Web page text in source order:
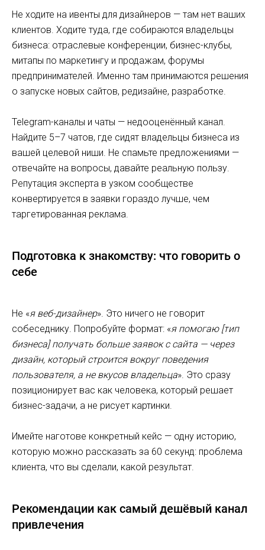
Не ходите на ивенты для дизайнеров — там нет ваших
клиентов. Ходите туда, где собираются владельцы
бизнеса: отраслевые конференции, бизнес-клубы,
митапы по маркетингу и продажам, форумы
предпринимателей. Именно там принимаются решения
о запуске новых сайтов, редизайне, разработке.
Telegram-каналы и чаты — недооценённый канал.
Найдите 5–7 чатов, где сидят владельцы бизнеса из
вашей целевой ниши. Не спамьте предложениями —
отвечайте на вопросы, давайте реальную пользу.
Репутация эксперта в узком сообществе
конвертируется в заявки гораздо лучше, чем
таргетированная реклама.
Подготовка к знакомству: что говорить о
себе
Не «я веб-дизайнер». Это ничего не говорит
собеседнику. Попробуйте формат: «я помогаю [тип
бизнеса] получать больше заявок с сайта — через
дизайн, который строится вокруг поведения
пользователя, а не вкусов владельца». Это сразу
позиционирует вас как человека, который решает
бизнес-задачи, а не рисует картинки.
Имейте наготове конкретный кейс — одну историю,
которую можно рассказать за 60 секунд: проблема
клиента, что вы сделали, какой результат.
Рекомендации как самый дешёвый канал
привлечения